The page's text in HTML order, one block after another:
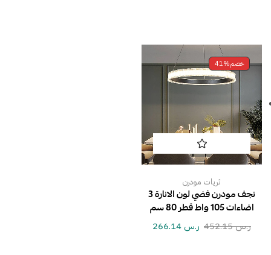
خصم41%
ثريات مودرن
نجف مودرن فضي لون الانارة 3
اضاءات 105 واط قطر 80 سم
ر.س452.15 ر.س